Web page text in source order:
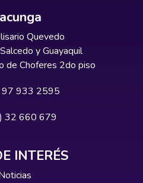
Quevedo
y Guayaquil
de Choferes 2do piso
933 2595
32 660 679
INTERÉS